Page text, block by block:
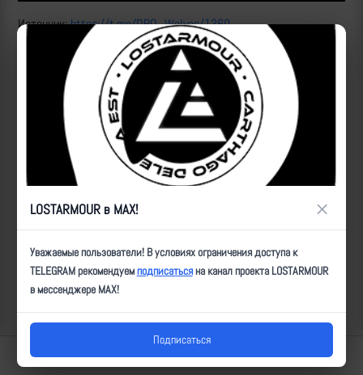
Источник:https://t.me/DRO_Wolves/1360
7348 | Автор:Артем | Дата:2023-10-12 | Просмотров: 2985
Пленные
Популярные за сегодня видео
Lostarmour | Carthago Delenda Est | 2014-2026
LOSTARMOUR в MAX! ×
Уважаемые пользователи! В условиях ограничения доступа к
TELEGRAM рекомендуемподписатьсяна канал проекта LOSTARMOUR
в мессенджере MAX!
Подписаться